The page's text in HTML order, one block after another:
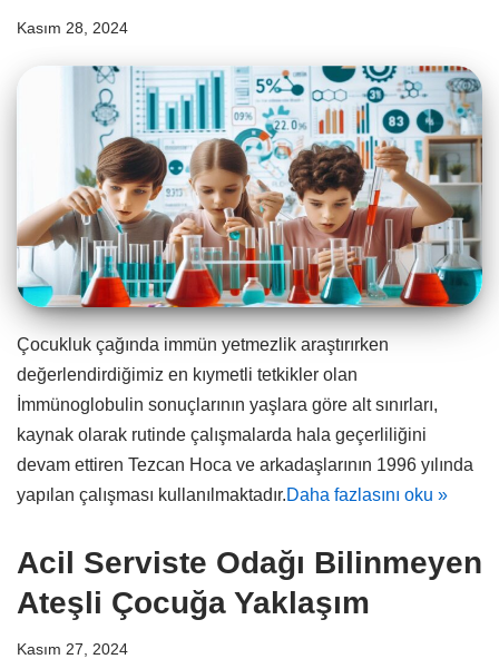
Kasım 28, 2024
Çocukluk çağında immün yetmezlik araştırırken
değerlendirdiğimiz en kıymetli tetkikler olan
İmmünoglobulin sonuçlarının yaşlara göre alt sınırları,
kaynak olarak rutinde çalışmalarda hala geçerliliğini
devam ettiren Tezcan Hoca ve arkadaşlarının 1996 yılında
yapılan çalışması kullanılmaktadır.Daha fazlasını oku »
Acil Serviste Odağı Bilinmeyen
Ateşli Çocuğa Yaklaşım
Kasım 27, 2024